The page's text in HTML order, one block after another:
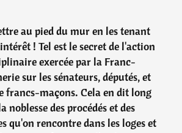
au pied du mur en les tenant
! Tel est le secret de l'action
exercée par la Franc-
sur les sénateurs, députés, et
francs-maçons. Cela en dit long
noblesse des procédés et des
qu'on rencontre dans les loges et